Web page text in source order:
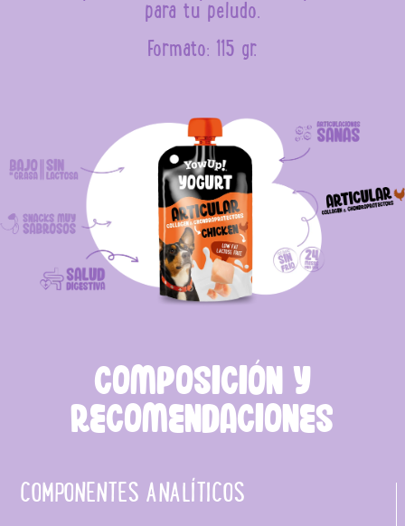
para tu peludo.
Formato: 115 gr.
COMPOSICIÓN Y
RECOMENDACIONES
COMPONENTES ANALÍTICOS